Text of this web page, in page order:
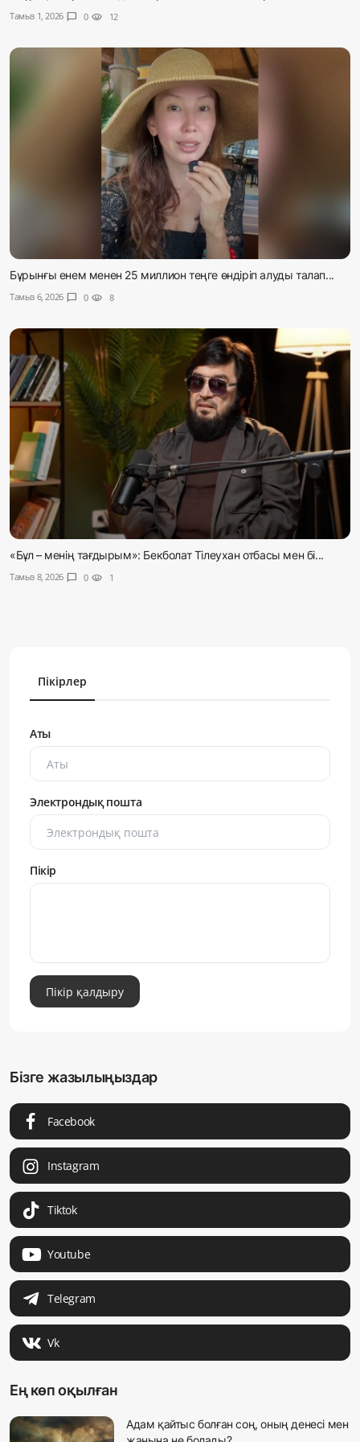
Тамыз 1, 2026 chat_bubble 0 visibility 12
Бұрынғы енем менен 25 миллион теңге өндіріп алуды талап...
Тамыз 6, 2026 chat_bubble 0 visibility 8
«Бұл – менің тағдырым»: Бекболат Тілеухан отбасы мен бі...
Тамыз 8, 2026 chat_bubble 0 visibility 1
Пікірлер
Аты
Электрондық пошта
Пікір
Пікір қалдыру
Бізге жазылыңыздар
Facebook
Instagram
Tiktok
Youtube
Telegram
Vk
Ең көп оқылған
Адам қайтыс болған соң, оның денесі мен